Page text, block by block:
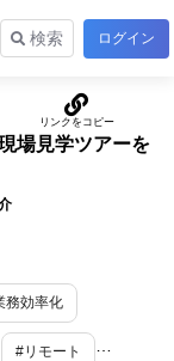
検索 ログイン
場見学ツアーを
務効率化
#リモート